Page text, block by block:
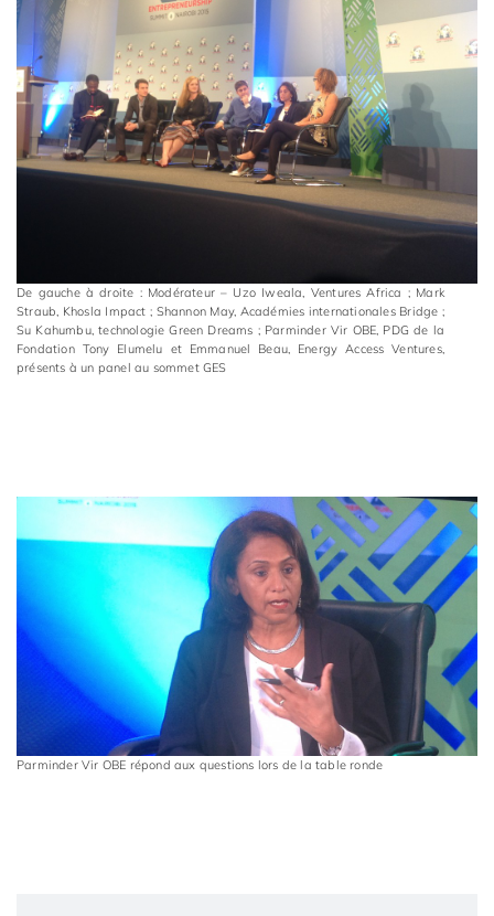
De gauche à droite : Modérateur – Uzo Iweala, Ventures Africa ; Mark
Straub, Khosla Impact ; Shannon May, Académies internationales Bridge ;
Su Kahumbu, technologie Green Dreams ; Parminder Vir OBE, PDG de la
Fondation Tony Elumelu et Emmanuel Beau, Energy Access Ventures,
présents à un panel au sommet GES
Parminder Vir OBE répond aux questions lors de la table ronde